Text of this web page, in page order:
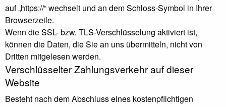
auf „https://“ wechselt und an dem Schloss-Symbol in Ihrer
Browserzeile.
Wenn die SSL- bzw. TLS-Verschlüsselung aktiviert ist,
können die Daten, die Sie an uns übermitteln, nicht von
Dritten mitgelesen werden.
Verschlüsselter Zahlungsverkehr auf dieser
Website
Besteht nach dem Abschluss eines kostenpflichtigen